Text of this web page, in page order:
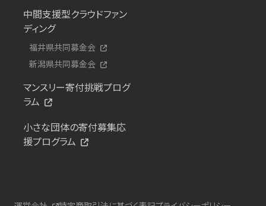
中間支援型クラウドファン
ディング
福井県共同募金会
新潟県共同募金会
マンスリー寄付挑戦プログ
ラム
小さな団体の寄付募集応
援プログラム